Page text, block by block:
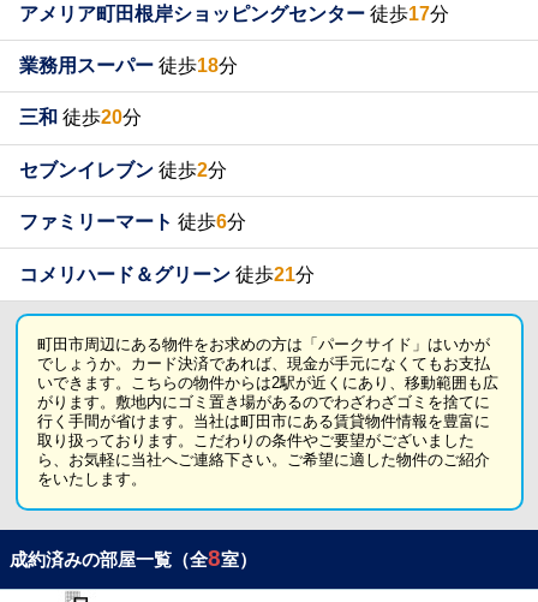
アメリア町田根岸ショッピングセンター 徒歩17分
業務用スーパー 徒歩18分
三和 徒歩20分
セブンイレブン 徒歩2分
ファミリーマート 徒歩6分
コメリハード＆グリーン 徒歩21分
町田市周辺にある物件をお求めの方は「パークサイド」はいかが
でしょうか。カード決済であれば、現金が手元になくてもお支払
いできます。こちらの物件からは2駅が近くにあり、移動範囲も広
がります。敷地内にゴミ置き場があるのでわざわざゴミを捨てに
行く手間が省けます。当社は町田市にある賃貸物件情報を豊富に
取り扱っております。こだわりの条件やご要望がございました
ら、お気軽に当社へご連絡下さい。ご希望に適した物件のご紹介
をいたします。
成約済みの部屋一覧（全8室）